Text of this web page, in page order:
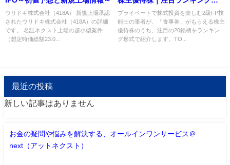
ウリドキ株式会社（418A） 新規上場承認
されたウリドキ株式会社（418A）の詳細
です。 名証ネクスト上場の超小型案件
（想定時価総額23.0...
TOP20
プライベートで株式投資を楽しむ2級FP技
能士の筆者が、「食事券」がもらえる株主
優待株のうち、注目の20銘柄をランキン
グ形式で紹介します。TO...
最近の投稿
新しい記事はありません
お金の疑問や悩みを解決する、オールインワンサービス＠
next（アットネクスト）